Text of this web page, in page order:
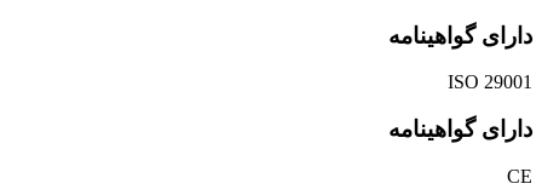
دارای گواهینامه
ISO 29001
دارای گواهینامه
CE